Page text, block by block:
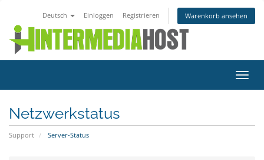
Deutsch Einloggen Registrieren Warenkorb ansehen
ein-/
Netzwerkstatus
Support Server-Status